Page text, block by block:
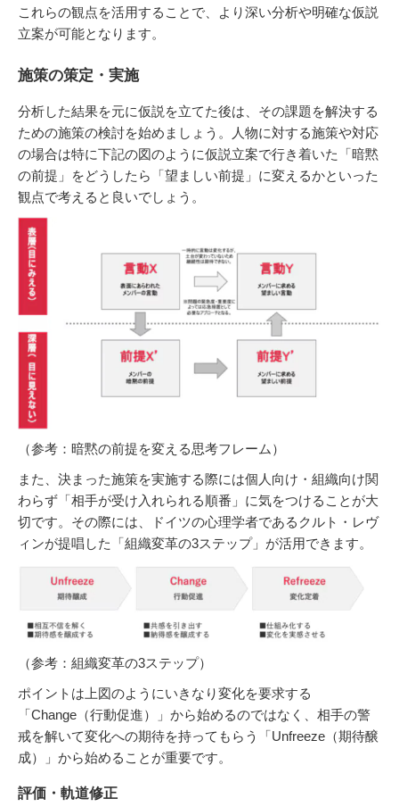
これらの観点を活用することで、より深い分析や明確な仮説
立案が可能となります。
施策の策定・実施
分析した結果を元に仮説を立てた後は、その課題を解決する
ための施策の検討を始めましょう。人物に対する施策や対応
の場合は特に下記の図のように仮説立案で行き着いた「暗黙
の前提」をどうしたら「望ましい前提」に変えるかといった
観点で考えると良いでしょう。
（参考：暗黙の前提を変える思考フレーム）
また、決まった施策を実施する際には個人向け・組織向け関
わらず「相手が受け入れられる順番」に気をつけることが大
切です。その際には、ドイツの心理学者であるクルト・レヴ
ィンが提唱した「組織変革の3ステップ」が活用できます。
（参考：組織変革の3ステップ）
ポイントは上図のようにいきなり変化を要求する
「Change（行動促進）」から始めるのではなく、相手の警
戒を解いて変化への期待を持ってもらう「Unfreeze（期待醸
成）」から始めることが重要です。
評価・軌道修正